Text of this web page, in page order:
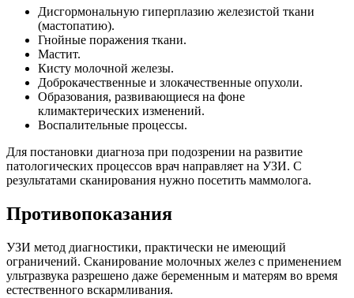
Дисгормональную гиперплазию железистой ткани
(мастопатию).
Гнойные поражения ткани.
Мастит.
Кисту молочной железы.
Доброкачественные и злокачественные опухоли.
Образования, развивающиеся на фоне
климактерических изменений.
Воспалительные процессы.
Для постановки диагноза при подозрении на развитие
патологических процессов врач направляет на УЗИ. С
результатами сканирования нужно посетить маммолога.
Противопоказания
УЗИ метод диагностики, практически не имеющий
ограничений. Сканирование молочных желез с применением
ультразвука разрешено даже беременным и матерям во время
естественного вскармливания.